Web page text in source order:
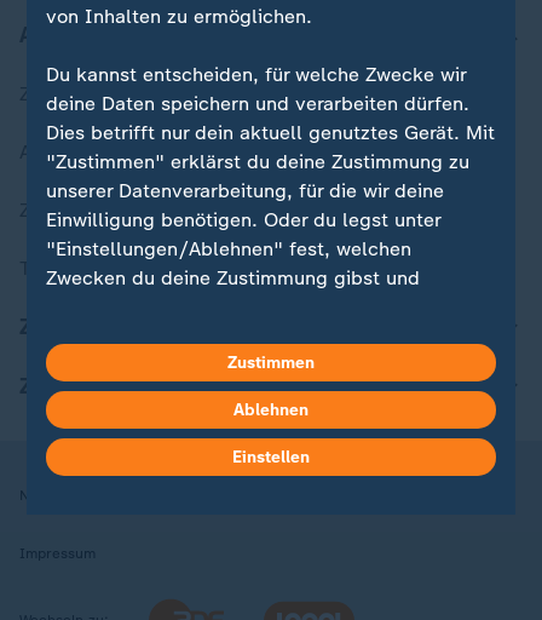
Zuletzt veröffentlicht
Aktuelle Sendungs-Videos
ZDFheute Stories
Themen im Überblick
ZDFheute Apps
Nutzungsbedingungen
Impressum
von Inhalten zu ermöglichen.
Du kannst entscheiden, für welche Zwecke wir
deine Daten speichern und verarbeiten dürfen.
Dies betrifft nur dein aktuell genutztes Gerät. Mit
"Zustimmen" erklärst du deine Zustimmung zu
unserer Datenverarbeitung, für die wir deine
Einwilligung benötigen. Oder du legst unter
"Einstellungen/Ablehnen" fest, welchen
Zwecken du deine Zustimmung gibst und
in deinen Einstellungen widerrufen oder ändern.
Hier findest du das Impressum.
Weitere Informationen findest du in unserer
Datenschutzerklärung.
Zustimmen
Ablehnen
Einstellen